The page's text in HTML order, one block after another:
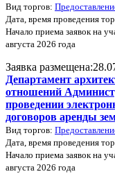
Вид торгов:
Дата, время проведения
Начало приема заявок на
августа 2026 года
Заявка
Департамент
отношений
проведении
договоров аренды
Вид торгов:
Дата, время проведения
Начало приема заявок на
августа 2026 года